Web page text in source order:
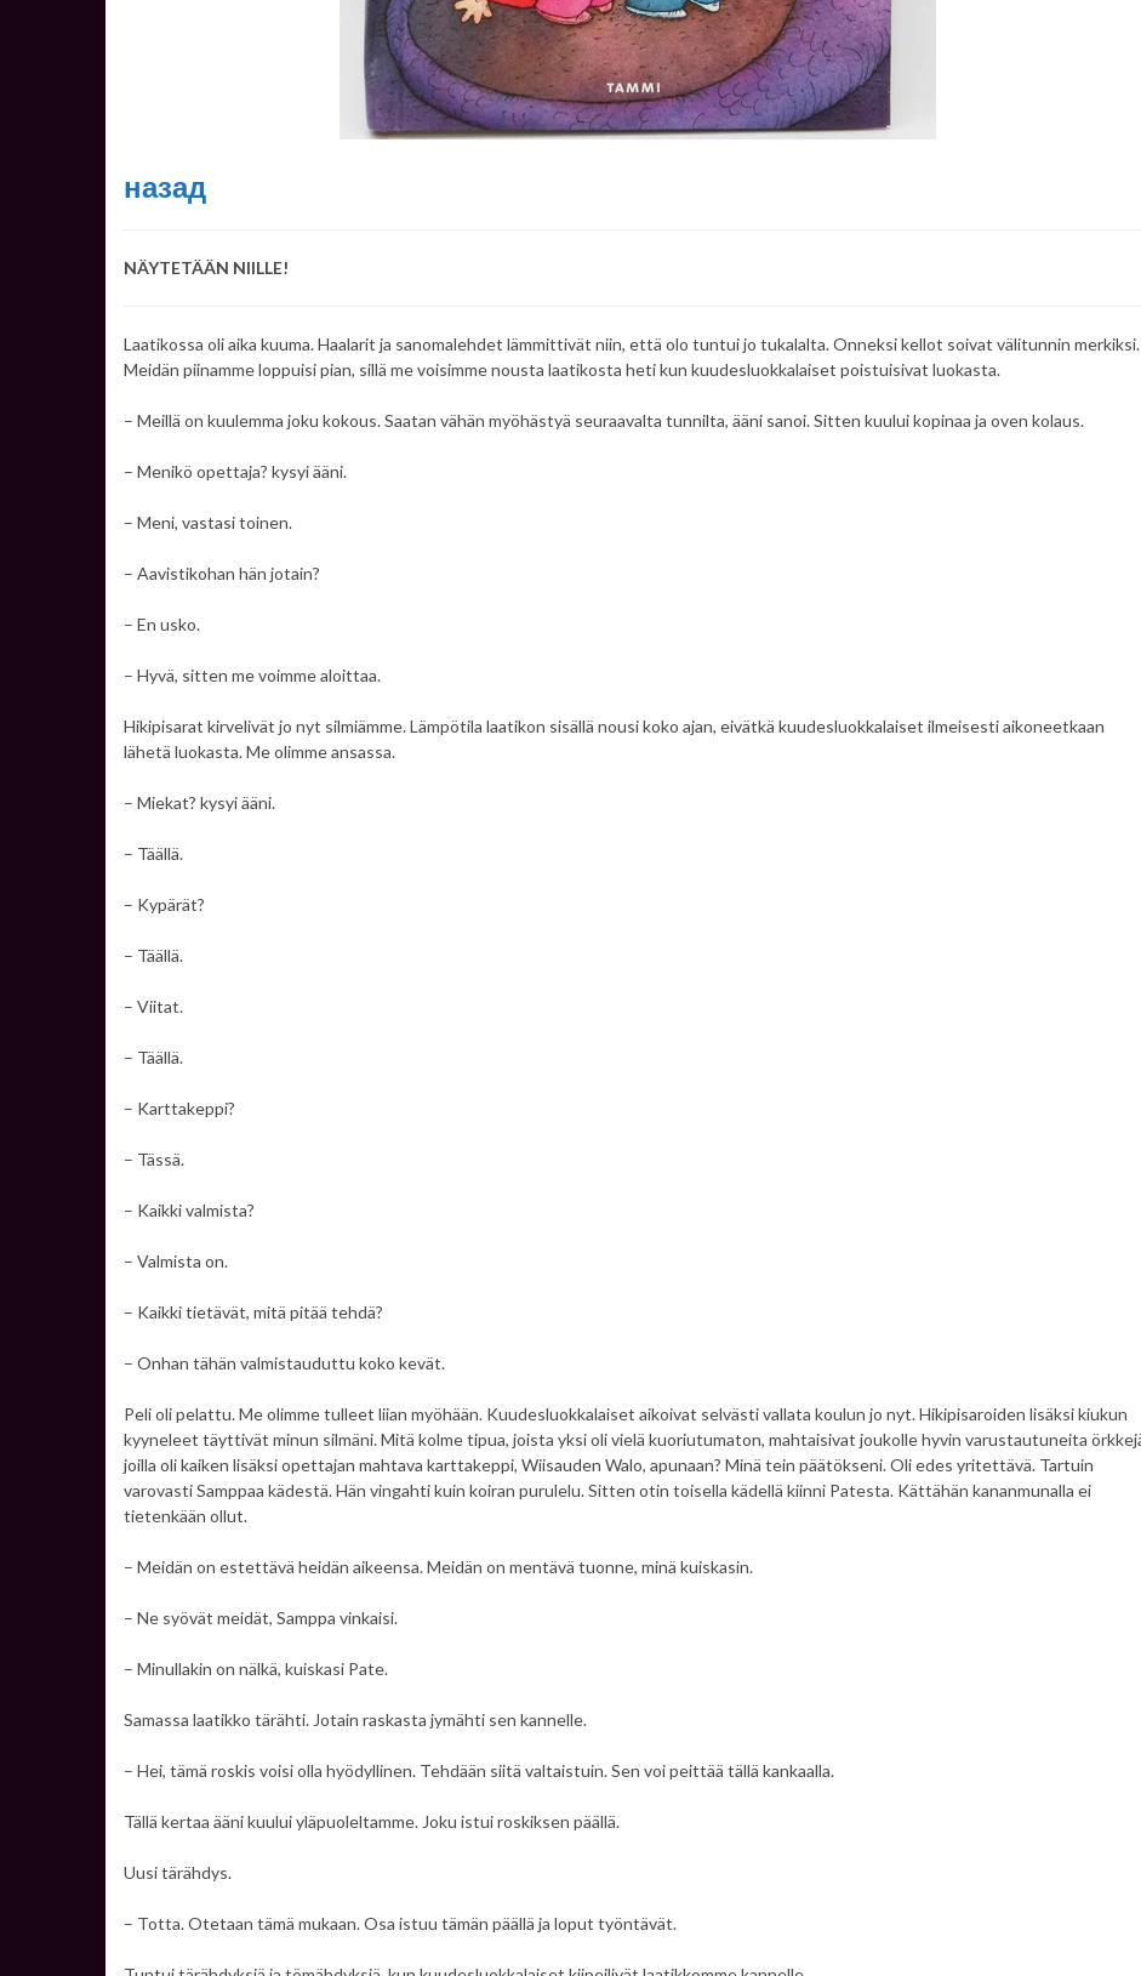
назад
NÄYTETÄÄN NIILLE!
Laatikossa oli aika kuuma. Haalarit ja sanomalehdet lämmittivät niin, että olo tuntui jo tukalalta. Onneksi kellot soivat välitunnin merkiksi.
Meidän piinamme loppuisi pian, sillä me voisimme nousta laatikosta heti kun kuudesluokkalaiset poistuisivat luokasta.
– Meillä on kuulemma joku kokous. Saatan vähän myöhästyä seuraavalta tunnilta, ääni sanoi. Sitten kuului kopinaa ja oven kolaus.
– Menikö opettaja? kysyi ääni.
– Meni, vastasi toinen.
– Aavistikohan hän jotain?
– En usko.
– Hyvä, sitten me voimme aloittaa.
Hikipisarat kirvelivät jo nyt silmiämme. Lämpötila laatikon sisällä nousi koko ajan, eivätkä kuudesluokkalaiset ilmeisesti aikoneetkaan
lähetä luokasta. Me olimme ansassa.
– Miekat? kysyi ääni.
– Täällä.
– Kypärät?
– Täällä.
– Viitat.
– Täällä.
– Karttakeppi?
– Tässä.
– Kaikki valmista?
– Valmista on.
– Kaikki tietävät, mitä pitää tehdä?
– Onhan tähän valmistauduttu koko kevät.
Peli oli pelattu. Me olimme tulleet liian myöhään. Kuudesluokkalaiset aikoivat selvästi vallata koulun jo nyt. Hikipisaroiden lisäksi kiukun
kyyneleet täyttivät minun silmäni. Mitä kolme tipua, joista yksi oli vielä kuoriutumaton, mahtaisivat joukolle hyvin varustautuneita
joilla oli kaiken lisäksi opettajan mahtava karttakeppi, Wiisauden Walo, apunaan? Minä tein päätökseni. Oli edes yritettävä. Tartuin
varovasti Samppaa kädestä. Hän vingahti kuin koiran purulelu. Sitten otin toisella kädellä kiinni Patesta. Kättähän kananmunalla ei
tietenkään ollut.
– Meidän on estettävä heidän aikeensa. Meidän on mentävä tuonne, minä kuiskasin.
– Ne syövät meidät, Samppa vinkaisi.
– Minullakin on nälkä, kuiskasi Pate.
Samassa laatikko tärähti. Jotain raskasta jymähti sen kannelle.
– Hei, tämä roskis voisi olla hyödyllinen. Tehdään siitä valtaistuin. Sen voi peittää tällä kankaalla.
Tällä kertaa ääni kuului yläpuoleltamme. Joku istui roskiksen päällä.
Uusi tärähdys.
– Totta. Otetaan tämä mukaan. Osa istuu tämän päällä ja loput työntävät.